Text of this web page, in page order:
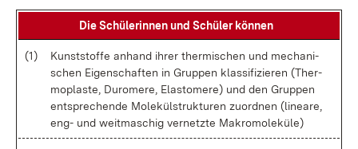
Die Schü­le­rin­nen und Schü­ler kön­nen
(1)
Kunst­stof­fe an­hand ih­rer ther­mi­schen und me­cha­ni­
schen Ei­gen­schaf­ten in Grup­pen klas­si­fi­zie­ren (Ther­
mo­plas­te, Du­rome­re, Elast­o­me­re) und den Grup­pen
ent­spre­chen­de Mo­le­kül­struk­tu­ren zu­ord­nen (li­nea­re,
eng- und weit­ma­schig ver­netz­te Ma­kro­mo­le­kü­le)